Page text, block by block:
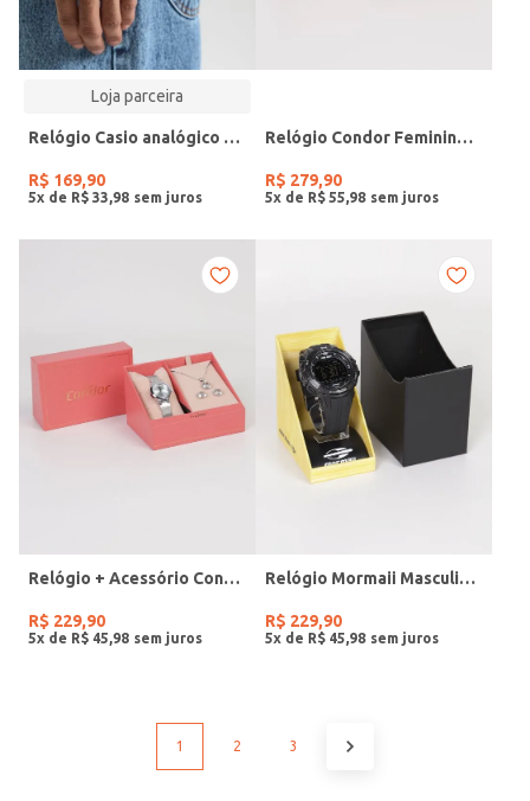
Loja parceira
Relógio Casio analógico MW-240-4BVDF-SC
R$ 169,90
5x de R$ 33 98
Relógio Condor Feminino DOURADO
R$ 279,90
5x de R$ 55 98
Relógio + Acessório Condor Feminino PRATA
R$ 229,90
5x de R$ 45 98
Relógio Mormaii Masculino PRETO
R$ 229,90
5x de R$ 45 98
1 2 3